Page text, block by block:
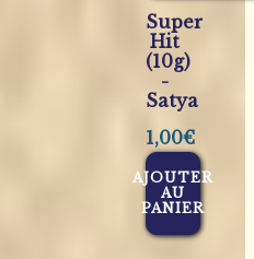
Super
Hit
(10g)
-
Satya
1,00€
AJOUTER
AU
PANIER